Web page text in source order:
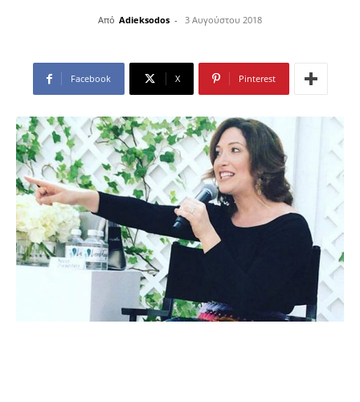
Από Adieksodos - 3 Αυγούστου 2018
Facebook X Pinterest